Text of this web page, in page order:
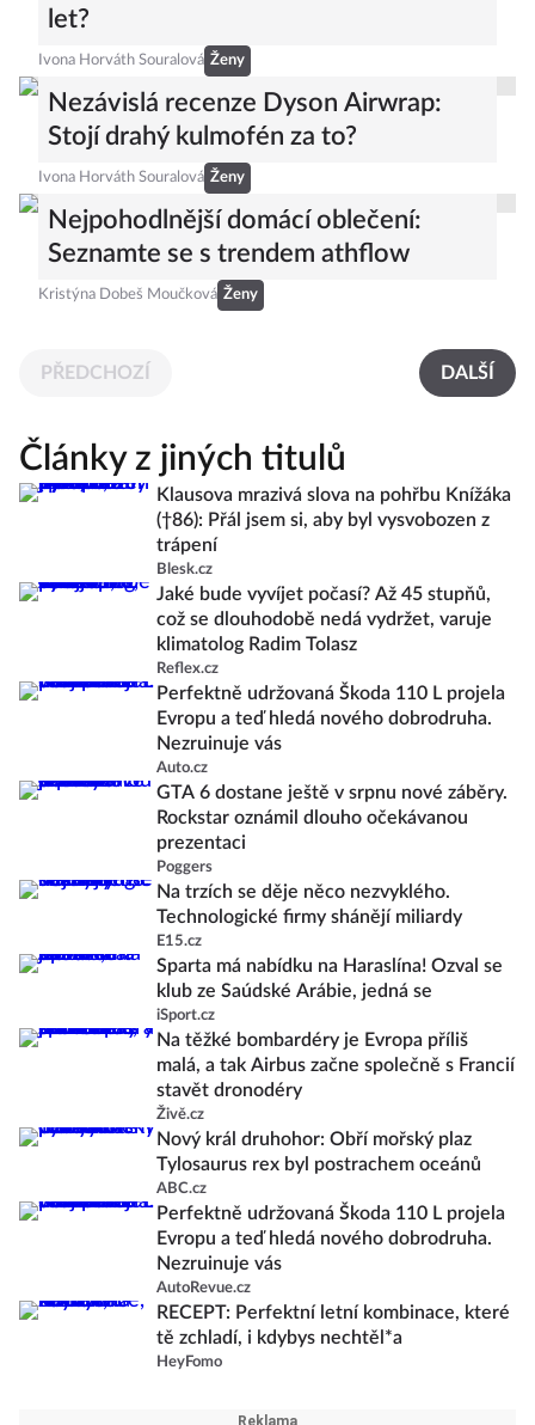
let?
Ivona Horváth Souralová Ženy
Nezávislá recenze Dyson Airwrap:
Stojí drahý kulmofén za to?
Ivona Horváth Souralová Ženy
Nejpohodlnější domácí oblečení:
Seznamte se s trendem athflow
Kristýna Dobeš Moučková Ženy
PŘEDCHOZÍ DALŠÍ
Články z jiných titulů
Klausova mrazivá slova na pohřbu Knížáka
(†86): Přál jsem si, aby byl vysvobozen z
trápení
Blesk.cz
Jaké bude vyvíjet počasí? Až 45 stupňů,
což se dlouhodobě nedá vydržet, varuje
klimatolog Radim Tolasz
Reflex.cz
Perfektně udržovaná Škoda 110 L projela
Evropu a teď hledá nového dobrodruha.
Nezruinuje vás
Auto.cz
GTA 6 dostane ještě v srpnu nové záběry.
Rockstar oznámil dlouho očekávanou
prezentaci
Poggers
Na trzích se děje něco nezvyklého.
Technologické firmy shánějí miliardy
E15.cz
Sparta má nabídku na Haraslína! Ozval se
klub ze Saúdské Arábie, jedná se
iSport.cz
Na těžké bombardéry je Evropa příliš
malá, a tak Airbus začne společně s Francií
stavět dronodéry
Živě.cz
Nový král druhohor: Obří mořský plaz
Tylosaurus rex byl postrachem oceánů
ABC.cz
Perfektně udržovaná Škoda 110 L projela
Evropu a teď hledá nového dobrodruha.
Nezruinuje vás
AutoRevue.cz
RECEPT: Perfektní letní kombinace, které
tě zchladí, i kdybys nechtěl*a
HeyFomo